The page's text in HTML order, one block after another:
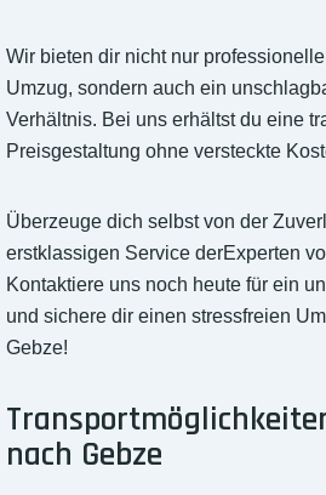
Wir bieten dir nicht nur
Umzug, sondern auch ein
Verhältnis. Bei uns erhältst du eine
Preisgestaltung ohne versteckte
Überzeuge dich selbst von der
erstklassigen Service derExperten
Kontaktiere uns noch heute für ein
und sichere dir einen stressfreien
Gebze!
nach Gebze